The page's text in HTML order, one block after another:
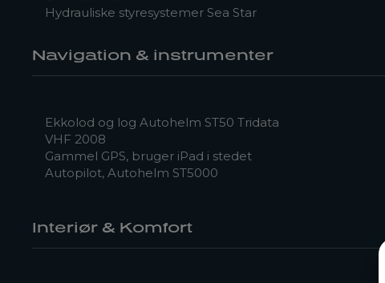
Hydrauliske styresystemer Sea Star
Navigation & instrumenter
Ekkolod og log Autohelm ST50 Tridata
VHF 2008
Gammel GPS, bruger iPad i stedet
Autopilot, Autohelm ST5000
Interiør & Komfort